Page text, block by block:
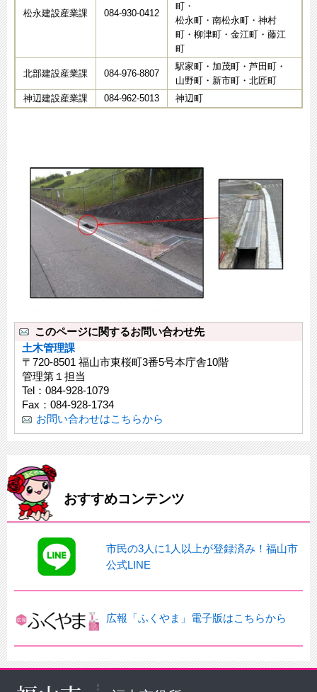
松永建設産業課 084-930-0412
町・
松永町・南松永町・神村
町・柳津町・金江町・藤江
町
北部建設産業課 084-976-8807
駅家町・加茂町・芦田町・
山野町・新市町・北匠町
神辺建設産業課
084-962-5013 神辺町
このページに関するお問い合わせ先
土木管理課
〒720-8501 福山市東桜町3番5号本庁舎10階
管理第１担当
Tel：084-928-1079
Fax：084-928-1734
お問い合わせはこちらから
おすすめコンテンツ
市民の3人に1人以上が登録済み！福山市
公式LINE
広報「ふくやま」電子版はこちらから